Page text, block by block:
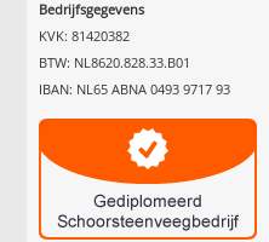
Bedrijfsgegevens
KVK: 81420382
BTW: NL8620.828.33.B01
IBAN: NL65 ABNA 0493 9717 93